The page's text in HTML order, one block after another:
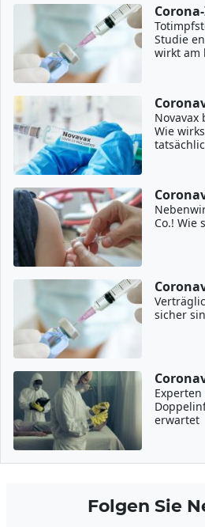
Studie
wirkt am
Novavax
Wie
Co.! Wie
sicher
erwartet
Folgen Sie